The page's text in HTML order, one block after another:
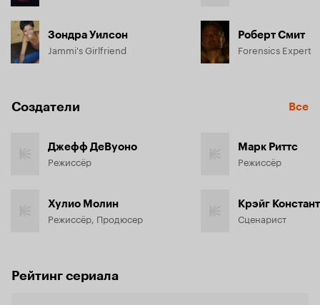
Зондра Уилсон
Jammi's Girlfriend
Роберт Смит
Forensics Expert
Создатели Все
Джефф ДеВуоно
Режиссёр
Хулио Молин
Режиссёр, Продюсер
Марк Риттс
Режиссёр
Крэйг
Сценарист
Рейтинг сериала